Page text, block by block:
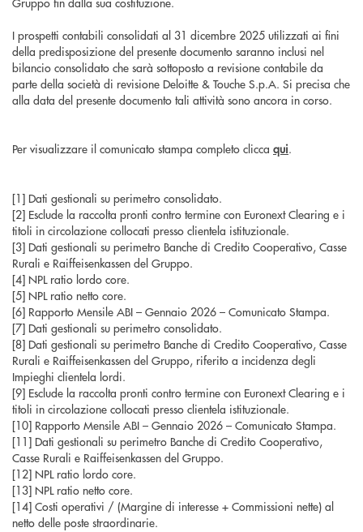
I prospetti contabili consolidati al 31 dicembre 2025 utilizzati ai fini
della predisposizione del presente documento saranno inclusi nel
bilancio consolidato che sarà sottoposto a revisione contabile da
parte della società di revisione Deloitte & Touche S.p.A. Si precisa che
alla data del presente documento tali attività sono ancora in corso.
Per visualizzare il comunicato stampa completo clicca qui.
[1] Dati gestionali su perimetro consolidato.
[2] Esclude la raccolta pronti contro termine con Euronext Clearing e i
titoli in circolazione collocati presso clientela istituzionale.
[3] Dati gestionali su perimetro Banche di Credito Cooperativo, Casse
Rurali e Raiffeisenkassen del Gruppo.
[4] NPL ratio lordo core.
[5] NPL ratio netto core.
[6] Rapporto Mensile ABI – Gennaio 2026 – Comunicato Stampa.
[7] Dati gestionali su perimetro consolidato.
[8] Dati gestionali su perimetro Banche di Credito Cooperativo, Casse
Rurali e Raiffeisenkassen del Gruppo, riferito a incidenza degli
Impieghi clientela lordi.
[9] Esclude la raccolta pronti contro termine con Euronext Clearing e i
titoli in circolazione collocati presso clientela istituzionale.
[10] Rapporto Mensile ABI – Gennaio 2026 – Comunicato Stampa.
[11] Dati gestionali su perimetro Banche di Credito Cooperativo,
Casse Rurali e Raiffeisenkassen del Gruppo.
[12] NPL ratio lordo core.
[13] NPL ratio netto core.
[14] Costi operativi / (Margine di interesse + Commissioni nette) al
netto delle poste straordinarie.